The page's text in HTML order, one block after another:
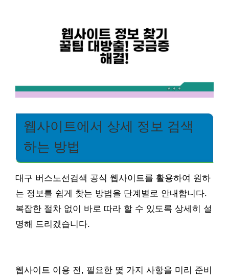
웹사이트에서 상세 정보 검색
하는 방법
대구 버스노선검색 공식 웹사이트를 활용하여 원하
는 정보를 쉽게 찾는 방법을 단계별로 안내합니다.
복잡한 절차 없이 바로 따라 할 수 있도록 상세히 설
명해 드리겠습니다.
웹사이트 이용 전, 필요한 몇 가지 사항을 미리 준비